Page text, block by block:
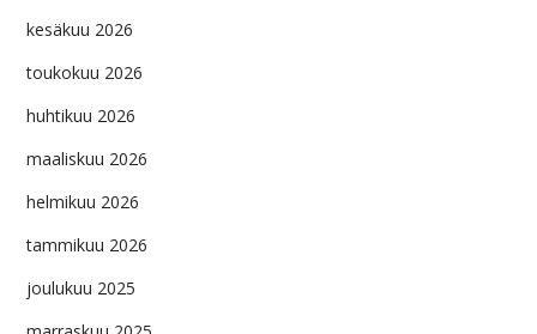
kesäkuu 2026
toukokuu 2026
huhtikuu 2026
maaliskuu 2026
helmikuu 2026
tammikuu 2026
joulukuu 2025